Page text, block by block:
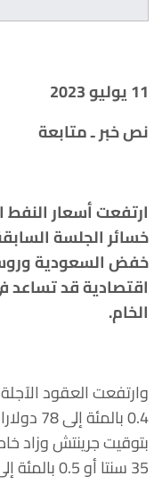
11 يوليو 2023
نص خبر ـ متابعة
ارتفعت أسعار
خسائر الجلسة
خفض السعودية
اقتصادية قد
الخام.
بتوقيت جرينتش وزاد
35 سنتا أو 0.5 بالمئة إلى 73.34 دولار.